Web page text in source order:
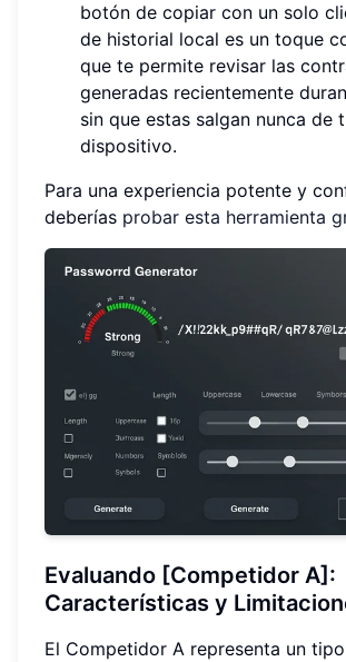
botón de copiar con un solo
de historial local es un toque
que te permite revisar las
generadas recientemente
sin que estas salgan nunca de
dispositivo.
Para una experiencia potente y
deberías probar esta herramienta
Evaluando [Competidor A]:
Características y
El Competidor A representa un